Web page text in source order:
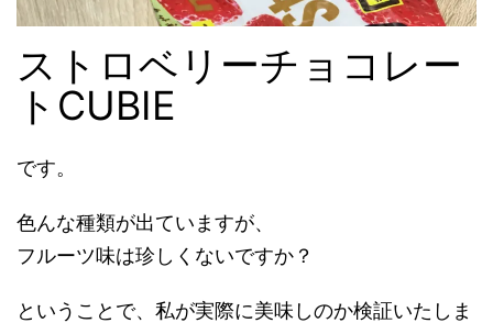
ストロベリーチョコレー
トCUBIE
です。
色んな種類が出ていますが、
フルーツ味は珍しくないですか？
ということで、私が実際に美味しのか検証いたしま